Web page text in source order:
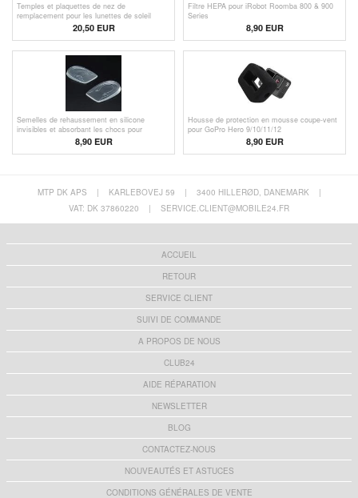
Temples et plaquettes de nez de
remplacement pour les lunettes de soleil
20,50 EUR
Filtre HEPA pour iRobot Roomba 800 & 900
Series
8,90 EUR
Semelles de rehaussement en silicone
invisibles et absorbant les chocs pour
8,90 EUR
Housse de protection en mousse coupe-vent
pour GoPro Hero 9/10/11/12
8,90 EUR
MTP DK APS | KARLEBOVEJ 59 | 3400 HILLERØD, DANEMARK
|
VAT: DK 37860220
| SERVICE.CLIENT@MOBILE24.FR
ACCUEIL
RETOUR
SERVICE CLIENT
SUIVI DE COMMANDE
A PROPOS DE NOUS
CLUB24
AIDE RÉPARATION
NEWSLETTER
BLOG
CONTACTEZ-NOUS
NOUVEAUTÉS ET ASTUCES
CONDITIONS GÉNÉRALES DE VENTE